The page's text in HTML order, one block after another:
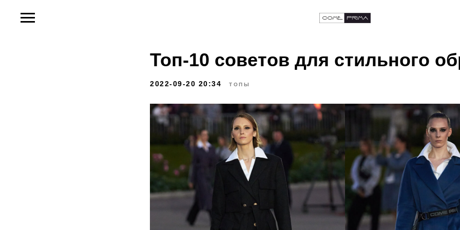
Топ-10 советов для стильного
2022-09-20 20:34 ТОПЫ